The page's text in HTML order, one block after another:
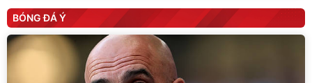
BÓNG ĐÁ Ý